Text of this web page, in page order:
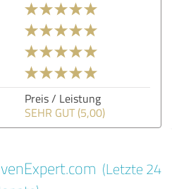
Preis / Leistung
SEHR GUT (5,00)
(Letzte 24